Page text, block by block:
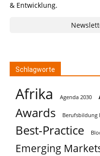
& Entwicklung.
Schlagworte
Afrika Agenda 2030
Awards Berufsbildung
Best-Practice
Emerging